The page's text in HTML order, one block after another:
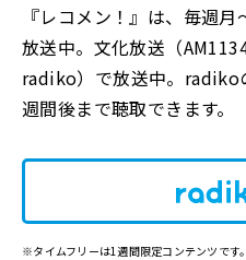
『レコメン！』は、毎週
放送中。文化放送（
radiko）で放送中。radiko
週間後まで聴取できます。
※タイムフリーは1週間限定コンテンツです。